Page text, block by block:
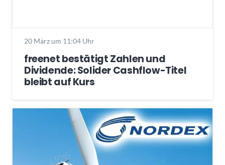
20 März um 11:04 Uhr
freenet bestätigt Zahlen und
Dividende: Solider Cashflow-Titel
bleibt auf Kurs